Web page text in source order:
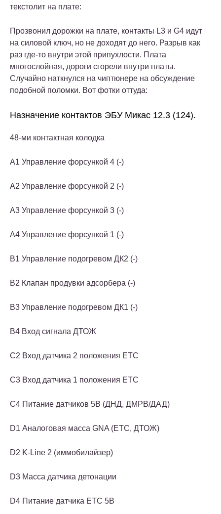
текстолит на плате:
Прозвонил дорожки на плате, контакты L3 и G4 идут
на силовой ключ, но не доходят до него. Разрыв как
раз где-то внутри этой припухлости. Плата
многослойная, дороги сгорели внутри платы.
Случайно наткнулся на чиптюнере на обсуждение
подобной поломки. Вот фотки оттуда:
Назначение контактов ЭБУ Микас 12.3 (124).
48-ми контактная колодка
A1 Управление форсункой 4 (-)
A2 Управление форсункой 2 (-)
A3 Управление форсункой 3 (-)
A4 Управление форсункой 1 (-)
B1 Управление подогревом ДК2 (-)
B2 Клапан продувки адсорбера (-)
B3 Управление подогревом ДК1 (-)
B4 Вход сигнала ДТОЖ
C2 Вход датчика 2 положения ЕТС
C3 Вход датчика 1 положения ЕТС
C4 Питание датчиков 5B (ДНД, ДМРВ/ДАД)
D1 Аналоговая масса GNA (ETC, ДТОЖ)
D2 K-Line 2 (иммобилайзер)
D3 Масса датчика детонации
D4 Питание датчика ЕТС 5В